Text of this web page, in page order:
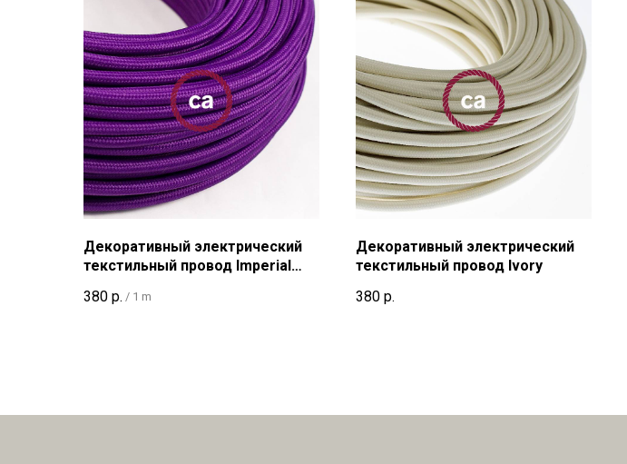
Декоративный электрический
текстильный провод Imperial
380 р. / 1 m
Декоративный электрический
текстильный провод Ivory
380 р.